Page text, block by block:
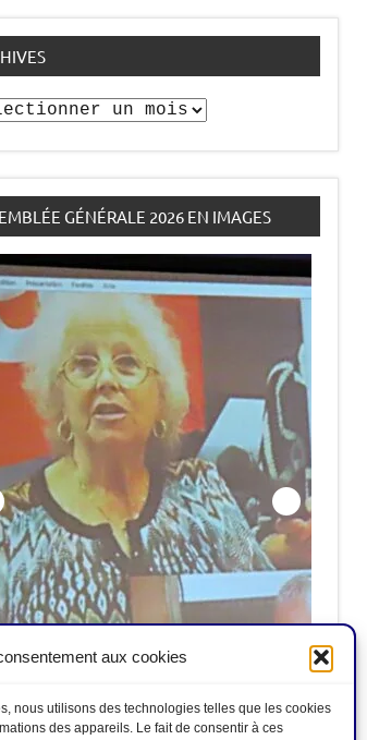
aux cookies
nous utilisons des technologies telles que les cookies
des appareils. Le fait de consentir à ces
GÉNÉRALE 2026 EN IMAGES
; Philippe NEGRIER ; Antoine